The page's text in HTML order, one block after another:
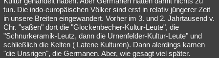
tun. Die indo-europäischen Völker sind erst in relativ jüngerer Zeit
in unsere Breiten eingewandert. Vorher im 3. und 2. Jahrtausend v.
Chr. "saßen" dort die "Glockenbecher-Kultur-Leute", die
"Schnurkeramik-Leutz, dann die Urnenfelder-Kultur-Leute" und
schließlich die Kelten ( Latene Kulturen). Dann alerdings kamen
"die Unsrigen", die Germanen. Aber, wie gesagt viel später.